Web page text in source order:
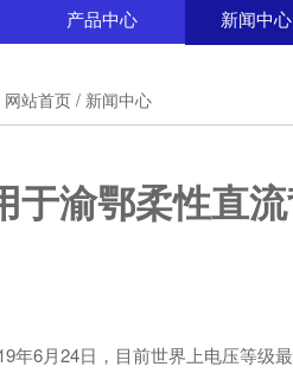
产品中心 新闻中心
网站首页 / 新闻中心
于渝鄂柔性直
年6月24日，目前世界上电压等级